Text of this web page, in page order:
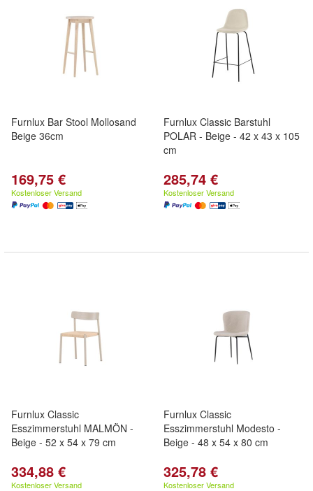
Furnlux Bar Stool Mollosand
Beige 36cm
169,75 €
Kostenloser Versand
Furnlux Classic Barstuhl
POLAR - Beige - 42 x 43 x 105
cm
285,74 €
Kostenloser Versand
Furnlux Classic
Esszimmerstuhl MALMÖN -
Beige - 52 x 54 x 79 cm
334,88 €
Kostenloser Versand
Furnlux Classic
Esszimmerstuhl Modesto -
Beige - 48 x 54 x 80 cm
325,78 €
Kostenloser Versand